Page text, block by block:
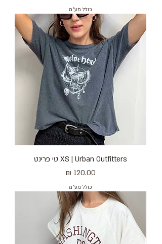
כולל מע״מ
XS | Urban Outfitters טי פרינט
מחיר
כולל מע״מ